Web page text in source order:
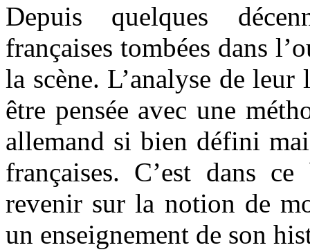
Depuis quelques
françaises tombées dans
la scène. L’analyse de
être pensée avec une
allemand si bien défini
françaises. C’est dans
revenir sur la notion de
un enseignement de son